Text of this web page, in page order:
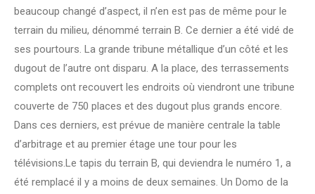
beaucoup changé d’aspect, il n’en est pas de même pour le
terrain du milieu, dénommé terrain B. Ce dernier a été vidé de
ses pourtours. La grande tribune métallique d’un côté et les
dugout de l’autre ont disparu. A la place, des terrassements
complets ont recouvert les endroits où viendront une tribune
couverte de 750 places et des dugout plus grands encore.
Dans ces derniers, est prévue de manière centrale la table
d’arbitrage et au premier étage une tour pour les
télévisions.Le tapis du terrain B, qui deviendra le numéro 1, a
été remplacé il y a moins de deux semaines. Un Domo de la